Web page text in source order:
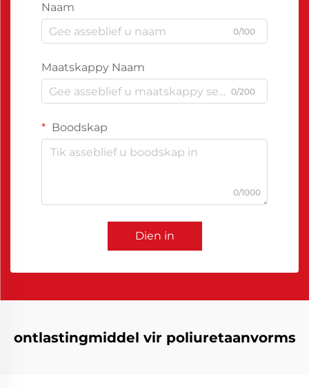
Naam
0/100
Maatskappy Naam
0/200
Boodskap
0/1000
Dien in
ontlastingmiddel vir poliuretaanvorms